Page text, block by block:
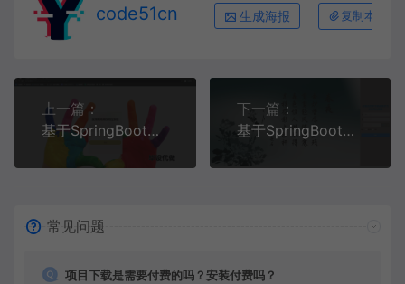
code51cn 生成海报 复制本文链
上一篇：
基于SpringBoot+MySQL+Vue.js的高校疫情人员管理系统(附论文)
下一篇：
基于SpringBoot+MySQL+Vue.js的诗文学习交流系统(附论文)
常见问题
项目下载是需要付费的吗？安装付费吗？